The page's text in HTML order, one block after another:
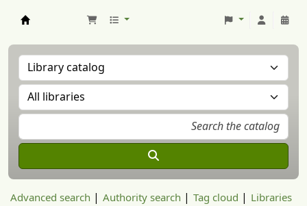
Advanced search Authority search Tag cloud Libraries